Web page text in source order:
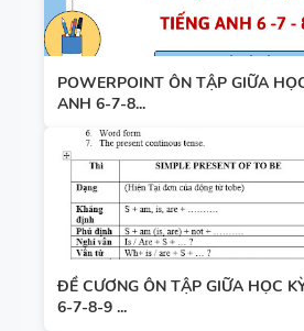
POWERPOINT ÔN TẬP GIỮA
ANH 6-7-8...
ĐỀ CƯƠNG ÔN TẬP GIỮA HỌC
6-7-8-9 ...